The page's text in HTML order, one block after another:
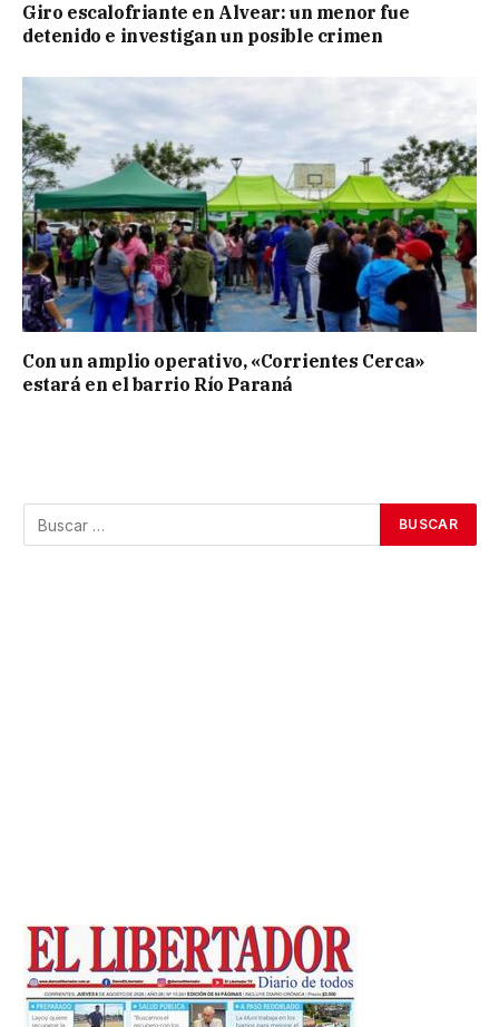
Giro escalofriante en Alvear: un menor fue
detenido e investigan un posible crimen
Con un amplio operativo, «Corrientes Cerca»
estará en el barrio Río Paraná